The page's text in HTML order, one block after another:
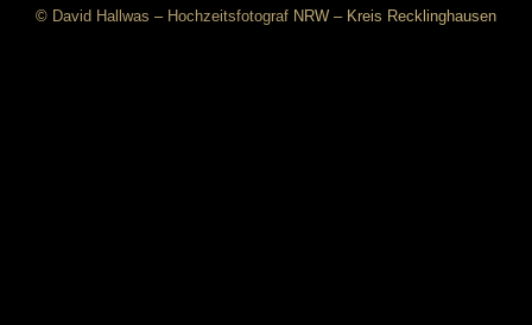
© David Hallwas – Hochzeitsfotograf NRW – Kreis Recklinghausen